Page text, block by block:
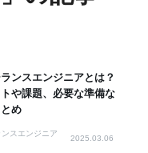
ンスエンジニアとは？
や課題、必要な準備な
め
ンスエンジニア
2025.03.06